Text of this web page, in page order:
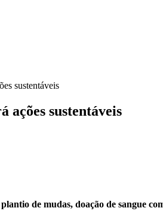
sustentáveis
ações sustentáveis
de mudas, doação de sangue